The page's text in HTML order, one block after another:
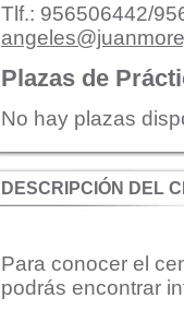
Tlf.: 956506442/
Plazas de
No hay plazas
DESCRIPCIÓN DEL
Para conocer el
podrás encontrar